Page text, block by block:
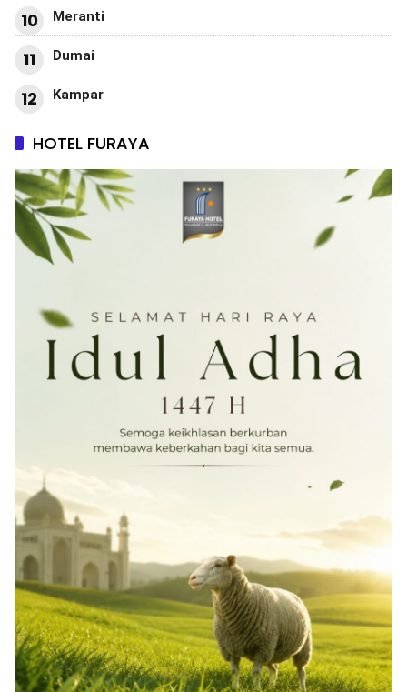
10 Meranti
11 Dumai
12 Kampar
HOTEL FURAYA